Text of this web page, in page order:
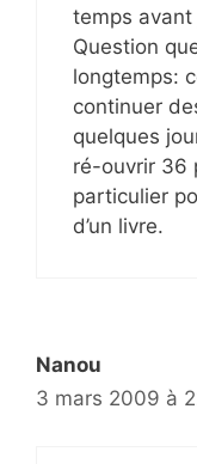
temps
Question
longtemps:
continuer
quelques
ré-ouvrir 36
particulier
d’un livre.
Nanou
3 mars 2009 à